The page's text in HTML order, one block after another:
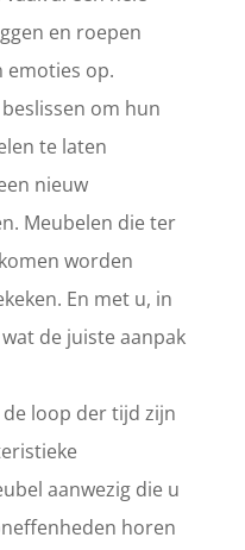
en roepen
emoties op.
om hun
te laten
nieuw
Meubelen die ter
worden
En met u, in
de juiste aanpak
loop der tijd zijn
aanwezig die u
horen